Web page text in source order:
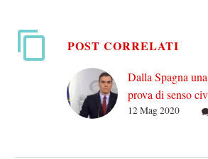
POST CORRELATI
Dalla Spagna
prova di senso
Pubblichiamo un
12 Mag 2020